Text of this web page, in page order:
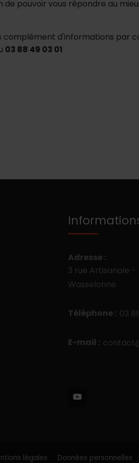
pouvoir vous répondre au
complément d'informations par
03 88 49 03 01
Adresse :
3 rue Artisanale -
Wasselonne
Téléphone : 03
E-mail :
légales Données personnelles